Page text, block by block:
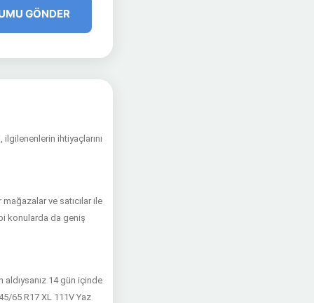
GÖNDER
ihtiyaçlarını
ve satıcılar ile
konularda da geniş
14 gün içinde
65 R17 XL 111V Yaz